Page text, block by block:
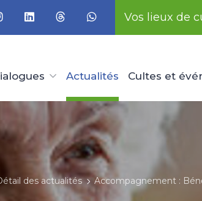
Vos lieux de
Actualités Cultes et
des actualités Accompagnement :